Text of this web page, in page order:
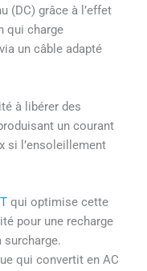
(DC) grâce à l’effet
qui charge
un câble adapté
à libérer des
un courant
si l’ensoleillement
qui optimise cette
pour une recharge
surcharge.
qui convertit en AC